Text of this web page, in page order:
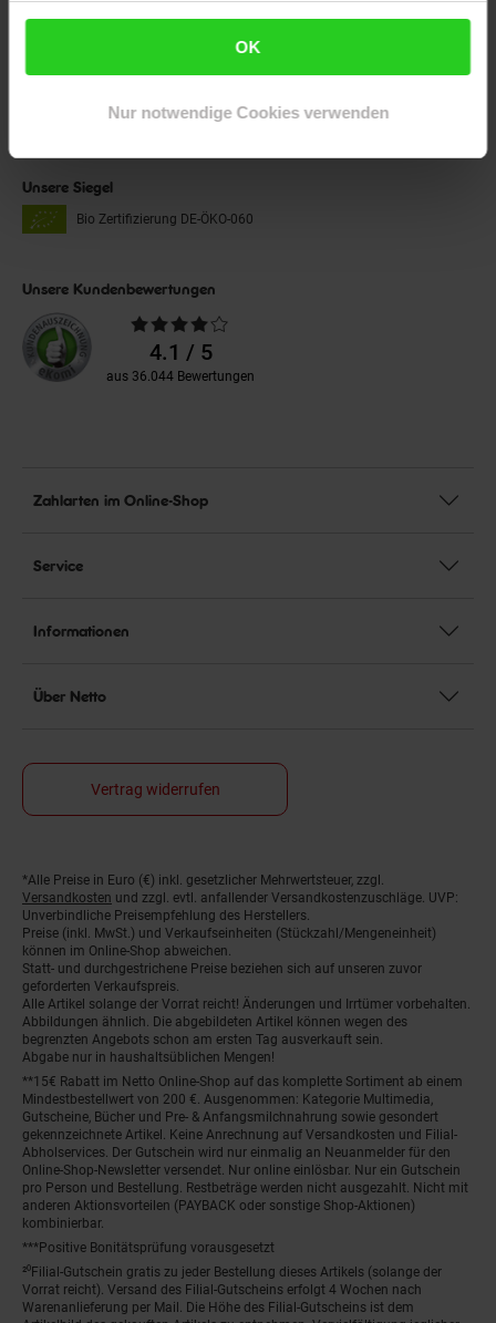
OK
Nur notwendige Cookies verwenden
Unsere Siegel
Bio Zertifizierung DE-ÖKO-060
Unsere Kundenbewertungen
Durchschnittliche
Bewertungen4.1 / 5
aus 36.044 Bewertungen
Zahlarten im Online-Shop
Service
Informationen
Über Netto
Vertrag widerrufen
Fußnoten
*Alle Preise in Euro (€) inkl. gesetzlicher Mehrwertsteuer, zzgl.
Versandkosten und zzgl. evtl. anfallender Versandkostenzuschläge. UVP:
Unverbindliche Preisempfehlung des Herstellers.
Preise (inkl. MwSt.) und Verkaufseinheiten (Stückzahl/Mengeneinheit)
können im Online-Shop abweichen.
Statt- und durchgestrichene Preise beziehen sich auf unseren zuvor
geforderten Verkaufspreis.
Alle Artikel solange der Vorrat reicht! Änderungen und Irrtümer vorbehalten.
Abbildungen ähnlich. Die abgebildeten Artikel können wegen des
begrenzten Angebots schon am ersten Tag ausverkauft sein.
Abgabe nur in haushaltsüblichen Mengen!
**15€ Rabatt im Netto Online-Shop auf das komplette Sortiment ab einem
Mindestbestellwert von 200 €. Ausgenommen: Kategorie Multimedia,
Gutscheine, Bücher und Pre- & Anfangsmilchnahrung sowie gesondert
gekennzeichnete Artikel. Keine Anrechnung auf Versandkosten und Filial-
Abholservices. Der Gutschein wird nur einmalig an Neuanmelder für den
Online-Shop-Newsletter versendet. Nur online einlösbar. Nur ein Gutschein
pro Person und Bestellung. Restbeträge werden nicht ausgezahlt. Nicht mit
anderen Aktionsvorteilen (PAYBACK oder sonstige Shop-Aktionen)
kombinierbar.
***Positive Bonitätsprüfung vorausgesetzt
²⁰Filial-Gutschein gratis zu jeder Bestellung dieses Artikels (solange der
Vorrat reicht). Versand des Filial-Gutscheins erfolgt 4 Wochen nach
Warenanlieferung per Mail. Die Höhe des Filial-Gutscheins ist dem